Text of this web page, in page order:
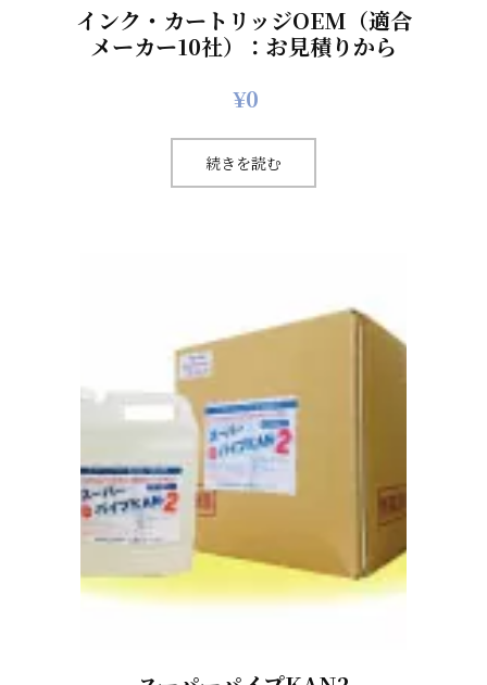
インク・カートリッジOEM（適合
メーカー10社）：お見積りから
¥0
続きを読む